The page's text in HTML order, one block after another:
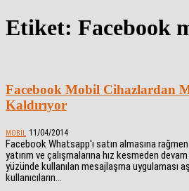
Etiket: Facebook
Facebook Mobil Cihazlardan
Kaldırıyor
MOBIL 11/04/2014
Facebook Whatsapp'ı satın almasına
yatırım ve çalışmalarına hız kesmeden
yüzünde kullanılan mesajlaşma uygulaması
kullanıcıların...